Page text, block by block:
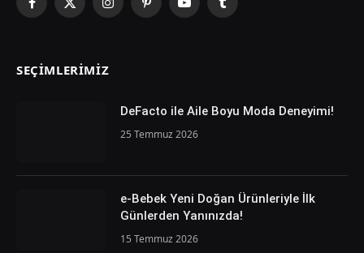
Facebook
X
InstagramPinterestYouTubeTumblr
SEÇIMLERIMIZ
DeFacto ile Aile Boyu Moda Deneyimi!
25 Temmuz 2026
e-Bebek Yeni Doğan Ürünleriyle İlk
Günlerden Yanınızda!
15 Temmuz 2026